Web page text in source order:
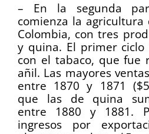
– En la segunda
comienza la
Colombia, con tres
y quina. El primer
con el tabaco, que fue
añil. Las mayores
entre 1870 y 1871
que las de quina
entre 1880 y 1881.
ingresos por